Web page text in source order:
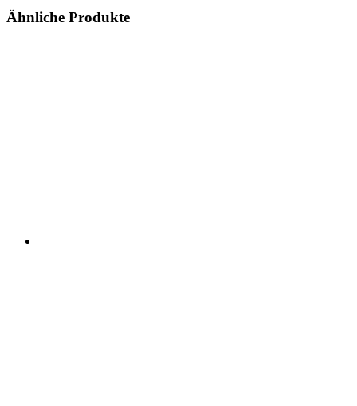
Ähnliche Produkte